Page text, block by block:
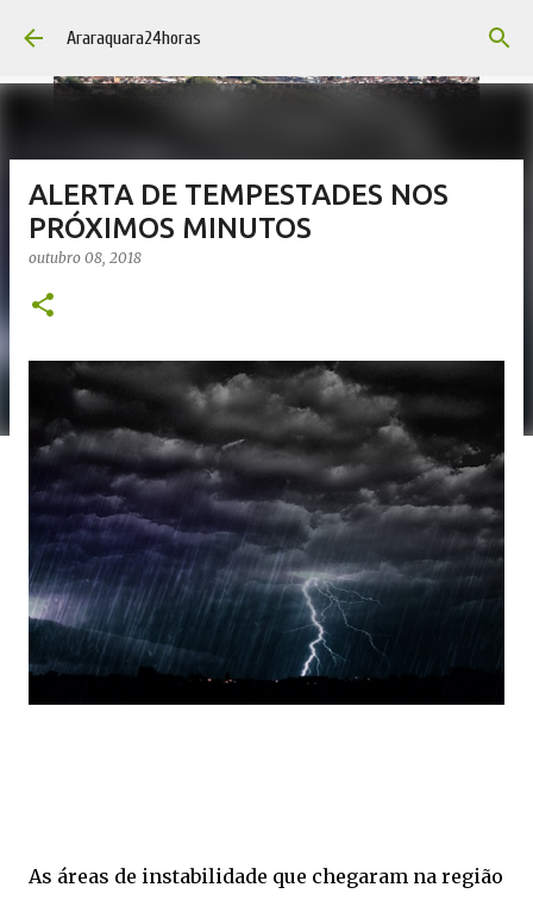
Pular para o conteúdo principal
Araraquara24horas
ALERTA DE TEMPESTADES NOS
PRÓXIMOS MINUTOS
outubro 08, 2018
As áreas de instabilidade que chegaram na região